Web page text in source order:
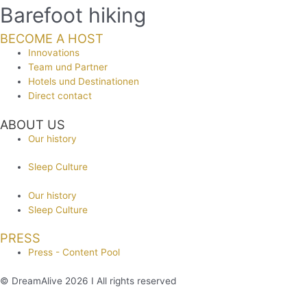
Barefoot hiking
BECOME A HOST
Innovations
Team und Partner
Hotels und Destinationen
Direct contact
ABOUT US
Our history
Sleep Culture
Our history
Sleep Culture
PRESS
Press - Content Pool
© DreamAlive 2026 I All rights reserved